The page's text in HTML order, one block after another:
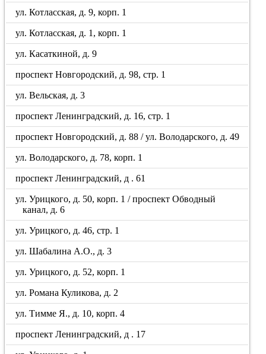
ул. Котласская, д. 9, корп. 1
ул. Котласская, д. 1, корп. 1
ул. Касаткиной, д. 9
проспект Новгородский, д. 98, стр. 1
ул. Вельская, д. 3
проспект Ленинградский, д. 16, стр. 1
проспект Новгородский, д. 88 / ул. Володарского, д. 49
ул. Володарского, д. 78, корп. 1
проспект Ленинградский, д . 61
ул. Урицкого, д. 50, корп. 1 / проспект Обводный
канал, д. 6
ул. Урицкого, д. 46, стр. 1
ул. Шабалина А.О., д. 3
ул. Урицкого, д. 52, корп. 1
ул. Романа Куликова, д. 2
ул. Тимме Я., д. 10, корп. 4
проспект Ленинградский, д . 17